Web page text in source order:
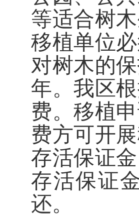
等适合树
移植单位
对树木的
年。我区
费。移植
费方可开
存活保证
存活保证
还。